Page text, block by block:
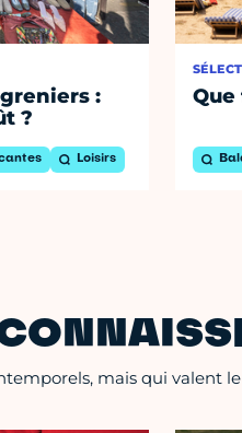
:
?
Loisirs
Que
mais qui valent